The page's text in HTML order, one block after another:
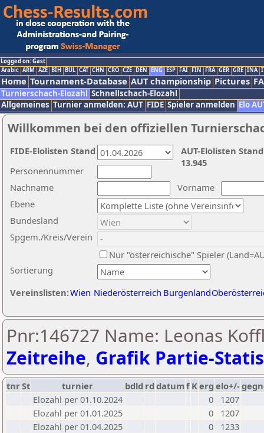
Logged on: Gast
Arabic ARM AZE BIH BUL CAT CHN CRO CZE DEN ENG ESP FAI FIN FRA GER GRE INA
Home Tournament-Database AUT championship Pictures
Turnierschach-Elozahl Schnellschach-Elozahl
Allgemeines Turnier anmelden: AUT FIDE Spieler anmelden Elo
Willkommen bei den offiziellen
Nachname
Vorname
Ebene
Sortierung
Personennummer
Bundesland
Spgem./Kreis/Verein
Nur "österreichische" Spieler
Vereinslisten:Wien Niederösterreich Burgenland
AUT-Elolisten
13.945
FIDE-Elolisten Stand
Pnr:146727 Name: Leonas
Zeitreihe, Grafik Partie-
tnrSt turnier bdld rd datumf Kerg elo+/-
Elozahl per 01.10.2024
0
1207
Elozahl per 01.01.2025
0
1207
Elozahl per 01.04.2025
0
1233